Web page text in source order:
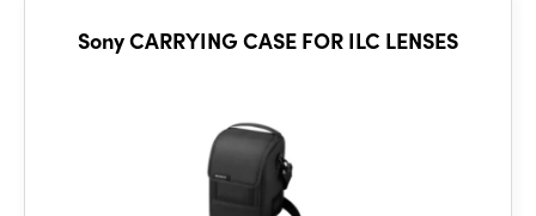
Sony CARRYING CASE FOR ILC LENSES